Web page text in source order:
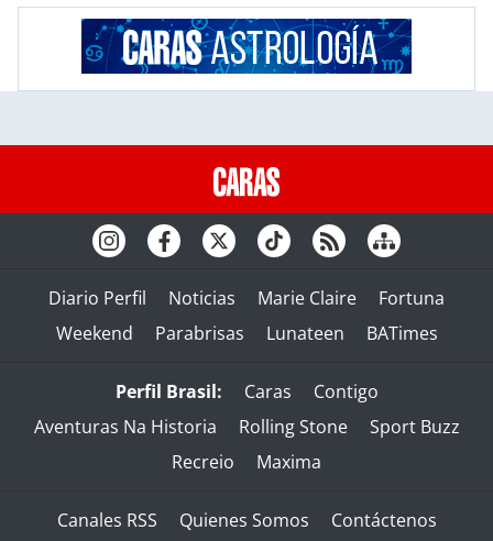
Diario Perfil Noticias Marie Claire
Fortuna
Weekend
Parabrisas Lunateen BATimes
Perfil Brasil: Caras
Contigo
Aventuras Na Historia
Rolling Stone
Sport Buzz
Recreio
Maxima
Canales RSS Quienes Somos Contáctenos